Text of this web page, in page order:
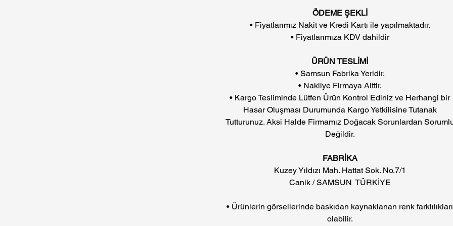
ÖDEME ŞEKLİ
• Fiyatlarımız Nakit ve Kredi Kartı ile yapılmaktadır.
• Fiyatlarımıza KDV dahildir
ÜRÜN TESLİMİ
• Samsun Fabrika Yeridir.
• Nakliye Firmaya Aittir.
• Kargo Tesliminde Lütfen Ürün Kontrol Ediniz ve Herhangi bir
Hasar Oluşması Durumunda Kargo Yetkilisine Tutanak
Tutturunuz. Aksi Halde Firmamız Doğacak Sorunlardan
Değildir.
FABRİKA
Kuzey Yıldızı Mah. Hattat Sok. No.7/1
Canik / SAMSUN TÜRKİYE
• Ürünlerin görsellerinde baskıdan kaynaklanan renk farklılıkları
olabilir.